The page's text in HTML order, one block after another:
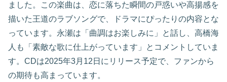
ました。この楽曲は、恋に落ちた瞬間の戸惑いや高揚感を
描いた王道のラブソングで、ドラマにぴったりの内容とな
っています。永瀬は「曲調はお楽しみに」と話し、高橋海
人も「素敵な歌に仕上がっています」とコメントしていま
す。CDは2025年3月12日にリリース予定で、ファンから
の期待も高まっています。